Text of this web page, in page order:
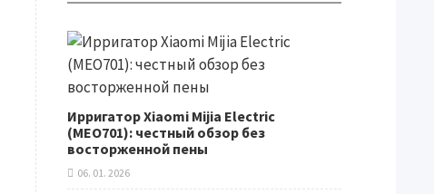
Ирригатор Xiaomi Mijia Electric
(MEO701): честный обзор без
восторженной пены
06. 01. 2026